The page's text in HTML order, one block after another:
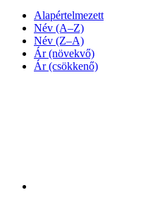
Alapértelmezett
Név (A–Z)
Név (Z–A)
Ár (növekvő)
Ár (csökkenő)